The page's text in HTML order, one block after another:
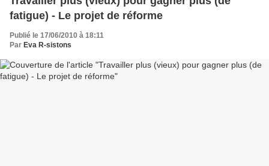
fatigue) - Le projet de réforme
Publié le 17/06/2010 à 18:11
Par Eva R-sistons